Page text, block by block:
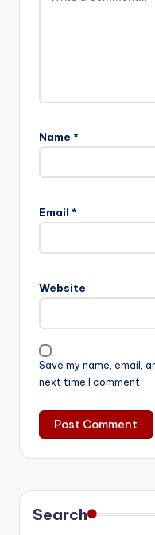
Name *
Email *
Website
Save my name, email,
next time I comment.
Search